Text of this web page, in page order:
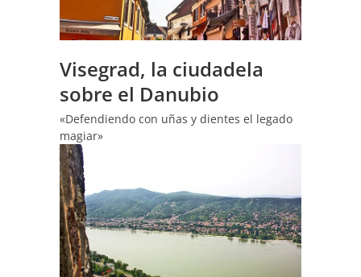
Visegrad, la ciudadela
sobre el Danubio
«Defendiendo con uñas y dientes el legado
magiar»